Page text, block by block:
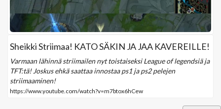
Sheikki Striimaa! KATO SÄKIN JA JAA KAVEREILLE!
Varmaan lähinnä striimailen nyt toistaiseksi League of legendsiä ja
TFT:tä! Joskus ehkä saattaa innostaa ps1 ja ps2 pelejen
striimaaminen!
https://www.youtube.com/watch?v=m7btox6hCew